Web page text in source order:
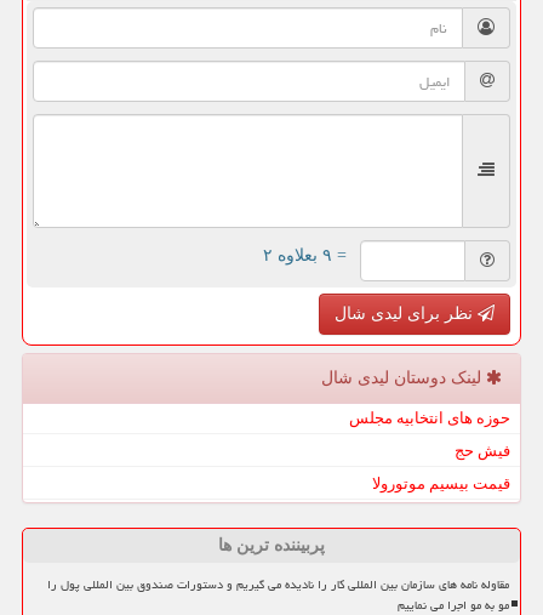
= ۹ بعلاوه ۲
نظر برای لیدی شال
لینک دوستان لیدی شال
حوزه های انتخابیه مجلس
فیش حج
قیمت بیسیم موتورولا
پربیننده ترین ها
مقاوله نامه های سازمان بین المللی کار را نادیده می گیریم و دستورات صندوق بین المللی پول را
مو به مو اجرا می نماییم